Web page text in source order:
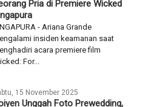
Pria di Premiere Wicked
- Ariana Grande
insiden keamanan saat
acara premiere film
For...
15 November 2025
Unggah Foto Prewedding,